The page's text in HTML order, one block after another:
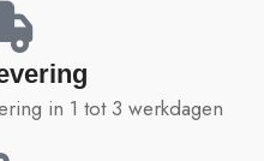
in 1 tot 3 werkdagen